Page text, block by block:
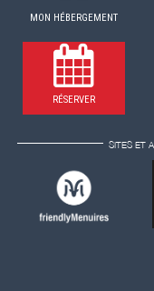
MON HÉBERGEMENT
RÉSERVER
SITES ET